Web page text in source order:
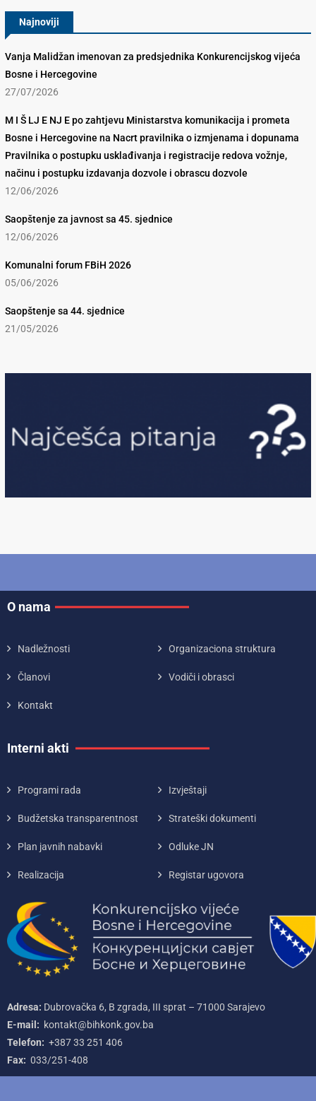
Najnoviji
Vanja Malidžan imenovan za predsjednika Konkurencijskog vijeća
Bosne i Hercegovine
27/07/2026
M I Š LJ E NJ E po zahtjevu Ministarstva komunikacija i prometa
Bosne i Hercegovine na Nacrt pravilnika o izmjenama i dopunama
Pravilnika o postupku usklađivanja i registracije redova vožnje,
načinu i postupku izdavanja dozvole i obrascu dozvole
12/06/2026
Saopštenje za javnost sa 45. sjednice
12/06/2026
Komunalni forum FBiH 2026
05/06/2026
Saopštenje sa 44. sjednice
21/05/2026
O nama
Nadležnosti Organizaciona struktura
Članovi Vodiči i obrasci
Kontakt
Interni akti
Programi rada Izvještaji
Budžetska transparentnost Strateški dokumenti
Plan javnih nabavki Odluke JN
Realizacija Registar ugovora
Adresa: Dubrovačka 6, B zgrada, III sprat – 71000‌ Sarajevo
E-mail: kontakt@bihkonk.gov.ba
Telefon: +387‌ 33‌ 251‌ 406
Fax: 033/251-408